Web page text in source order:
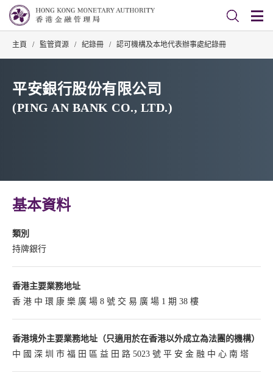
主頁 / 監管資源 / 紀錄冊 / 認可機構及本地代表辦事處紀錄冊
平安銀行股份有限公司
(PING AN BANK CO., LTD.)
基本資料
類別
持牌銀行
香港主要業務地址
香 港 中 環 康 樂 廣 場 8 號 交 易 廣 場 1 期 38 樓
香港境外主要業務地址（只適用於在香港以外成立為法團的機構）
中 國 深 圳 市 福 田 區 益 田 路 5023 號 平 安 金 融 中 心 南 塔